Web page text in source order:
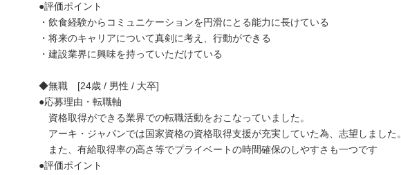
●評価ポイント
・飲食経験からコミュニケーションを円滑にとる能力に長けている
・将来のキャリアについて真剣に考え、行動ができる
・建設業界に興味を持っていただけている
◆無職 [24歳 / 男性 / 大卒]
●応募理由・転職軸
資格取得ができる業界での転職活動をおこなっていました。
アーキ・ジャパンでは国家資格の資格取得支援が充実していた為、志望しました
また、有給取得率の高さ等でプライベートの時間確保のしやすさも一つです
●評価ポイント